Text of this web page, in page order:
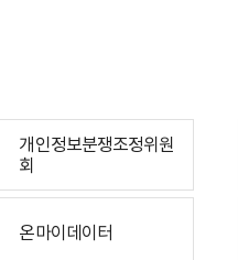
개인정보분쟁조정위원
회
온마이데이터